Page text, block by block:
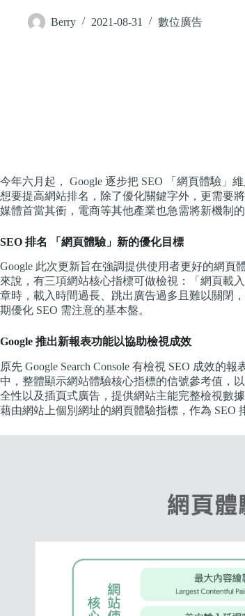
Berry 2021-08-31 數位廣告
今年六月起， Google 逐步把 SEO 「網頁體驗」
想要提高網站排名，除了優化關鍵字外，更需要
媒體首當其衝，電商等其他產業也急需將新機制
SEO 排名 「網頁體驗」新的優化目標
Google 此次更新旨在強調提供使用者更好的網頁
來說，有三項網站核心指標可做檢視：「網頁載
章時，載入時間過長、跳出廣告過多且難以關閉
期優化 SEO 需注意的基本盤。
Google 推出新報表功能以協助檢視成效
原先 Google Search Console 有檢視 SEO 成效的
中，整體顯示網站體驗核心指標的信號參考值，
全性以及插頁式廣告，提供網站主能完整檢視數
藉由網站上個別網址的網頁體驗指標，作為 SEO